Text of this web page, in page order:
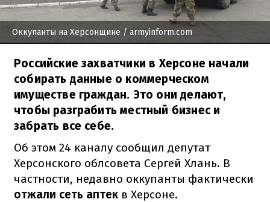
Оккупанты на Херсонщине / armyinform.com
Российские захватчики в Херсоне начали
собирать данные о коммерческом
имуществе граждан. Это они делают,
чтобы разграбить местный бизнес и
забрать все себе.
Об этом 24 каналу сообщил депутат
Херсонского облсовета Сергей Хлань. В
частности, недавно оккупанты фактически
отжали сеть аптек в Херсоне.